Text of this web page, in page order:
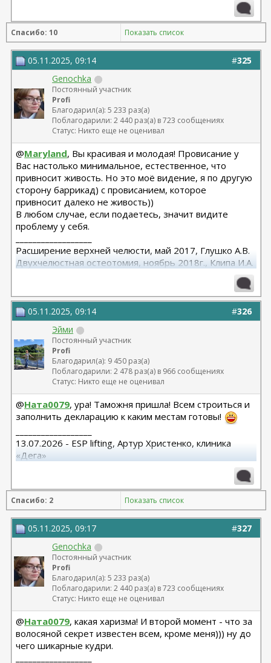
surgeon.ru/showthread.php?t=27316
Круговая блефаропластика, 24.02.2023 г., Малышева
Н.А.- Не рекомендую.
Спасибо: 10 Показать список
#325
05.11.2025, 09:14
Genochka
Постоянный участник
Profi
Благодарил(а): 5 233 раз(а)
Поблагодарили: 2 440 раз(а) в 723 сообщениях
Статус: Никто еще не оценивал
@Maryland, Вы красивая и молодая! Провисание у
Вас настолько минимальное, естественное, что
привносит живость. Но это моё видение, я по другую
сторону баррикад) с провисанием, которое
привносит далеко не живость))
В любом случае, если подаетесь, значит видите
проблему у себя.
Расширение верхней челюсти, май 2017, Глушко А.В.
Двухчелюстная остеотомия, ноябрь 2018г., Клипа И.А.
Маммопластика (подтяжка без имплантов с редукцией
#326
05.11.2025, 09:14
Эйми
Постоянный участник
Profi
Благодарил(а): 9 450 раз(а)
Поблагодарили: 2 478 раз(а) в 966 сообщениях
Статус: Никто еще не оценивал
@Ната0079, ура! Таможня пришла! Всем строиться и
заполнить декларацию к каким местам готовы!
13.07.2026 - ESP lifting, Артур Христенко, клиника
«Дега»
15.10.25 Редукция с подтяжкой Варельджан С.Э.
Спасибо: 2 Показать список
#327
05.11.2025, 09:17
Genochka
Постоянный участник
Profi
Благодарил(а): 5 233 раз(а)
Поблагодарили: 2 440 раз(а) в 723 сообщениях
Статус: Никто еще не оценивал
@Ната0079, какая харизма! И второй момент - что за
волосяной секрет известен всем, кроме меня))) ну до
чего шикарные кудри.